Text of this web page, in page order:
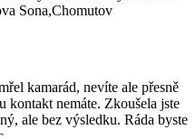
Sona,Chomutov
kamarád, nevíte ale přesně
kontakt nemáte. Zkoušela jste
ale bez výsledku. Ráda byste